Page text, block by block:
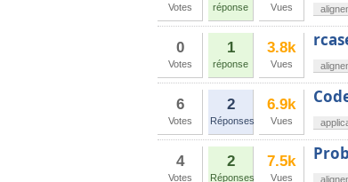
Votes réponse Vues
0
Votes
1
réponse
3.8k
Vues
6
Votes
2
Réponses
6.9k
Vues
4
Votes
2
Réponses
7.5k
Vues